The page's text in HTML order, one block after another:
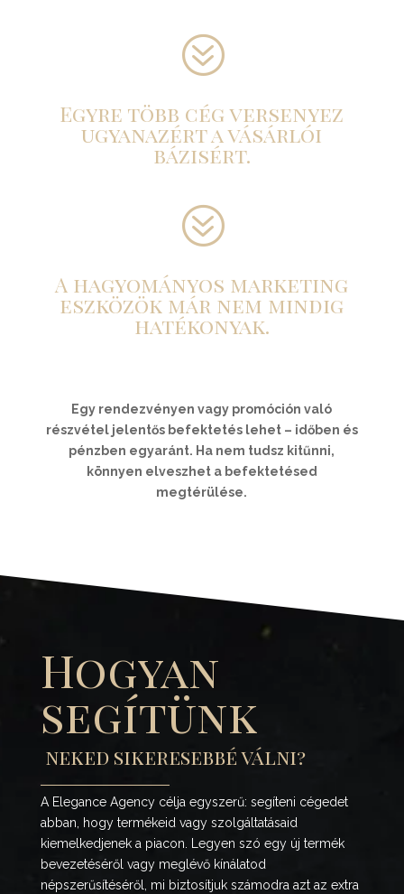
?
Egyre több cég versenyez
ugyanazért a vásárlói
bázisért.
?
A hagyományos marketing
eszközök már nem mindig
hatékonyak.
Egy rendezvényen vagy promóción való
részvétel jelentős befektetés lehet – időben és
pénzben egyaránt. Ha nem tudsz kitűnni,
könnyen elveszhet a befektetésed
megtérülése.
Hogyan
segítünk
neked sikeresebbé válni?
A Elegance Agency célja egyszerű: segíteni cégedet
abban, hogy termékeid vagy szolgáltatásaid
kiemelkedjenek a piacon. Legyen szó egy új termék
bevezetéséről vagy meglévő kínálatod
népszerűsítéséről, mi biztosítjuk számodra azt az extra